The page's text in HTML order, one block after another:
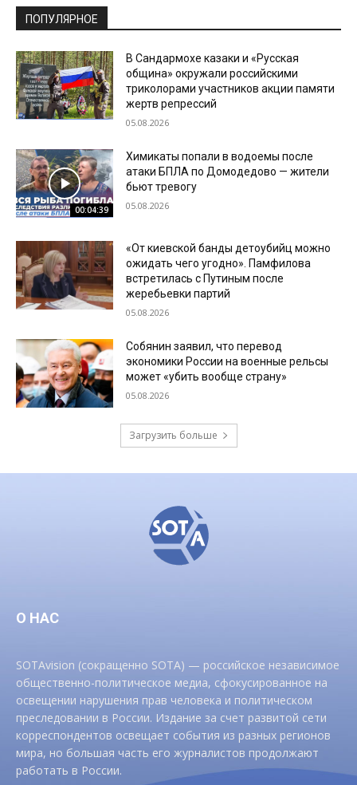
ПОПУЛЯРНОЕ
В Сандармохе казаки и «Русская
община» окружали российскими
триколорами участников акции памяти
жертв репрессий
05.08.2026
00:04:39
Химикаты попали в водоемы после
атаки БПЛА по Домодедово — жители
бьют тревогу
05.08.2026
«От киевской банды детоубийц можно
ожидать чего угодно». Памфилова
встретилась с Путиным после
жеребьевки партий
05.08.2026
Собянин заявил, что перевод
экономики России на военные рельсы
может «убить вообще страну»
05.08.2026
Загрузить больше
О НАС
SOTAvision (сокращенно SOTA) — российское независимое
общественно-политическое медиа, сфокусированное на
освещении нарушения прав человека и политическом
преследовании в России. Издание за счет развитой сети
корреспондентов освещает события из разных регионов
мира, но большая часть его журналистов продолжают
работать в России.